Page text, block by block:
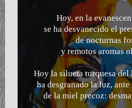
Hoy, en la
se ha desvanecido el
de nocturnas
y remotos aromas
Hoy la silueta turquesa
ha desgranado la luz,
de la miel precoz: